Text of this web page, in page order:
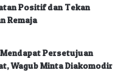
Positif dan Tekan
Remaja
Persetujuan
Wagub Minta Diakomodir